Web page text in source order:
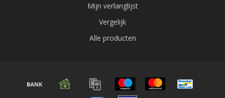
Mijn verlanglijst
Vergelijk
Alle producten